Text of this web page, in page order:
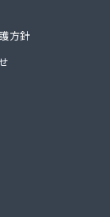
業所
方針